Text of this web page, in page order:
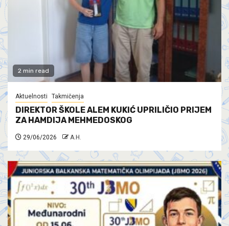
2 min read
Aktuelnosti Takmičenja
DIREKTOR ŠKOLE ALEM KUKIĆ UPRILIČIO PRIJEM
ZA HAMDIJA MEHMEDOSKOG
29/06/2026 A.H.